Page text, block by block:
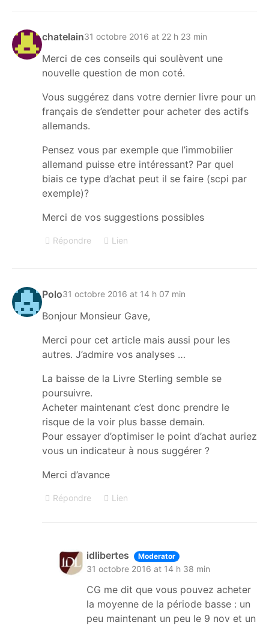
chatelain31 octobre 2016 at 22 h 23 min
Merci de ces conseils qui soulèvent une
nouvelle question de mon coté.
Vous suggérez dans votre dernier livre pour un
français de s’endetter pour acheter des actifs
allemands.
Pensez vous par exemple que l’immobilier
allemand puisse etre intéressant? Par quel
biais ce type d’achat peut il se faire (scpi par
exemple)?
Merci de vos suggestions possibles
Répondre Lien
Polo31 octobre 2016 at 14 h 07 min
Bonjour Monsieur Gave,
Merci pour cet article mais aussi pour les
autres. J’admire vos analyses …
La baisse de la Livre Sterling semble se
poursuivre.
Acheter maintenant c’est donc prendre le
risque de la voir plus basse demain.
Pour essayer d’optimiser le point d’achat auriez
vous un indicateur à nous suggérer ?
Merci d’avance
Répondre Lien
idlibertes Moderator
31 octobre 2016 at 14 h 38 min
CG me dit que vous pouvez acheter
la moyenne de la période basse : un
peu maintenant un peu le 9 nov et un